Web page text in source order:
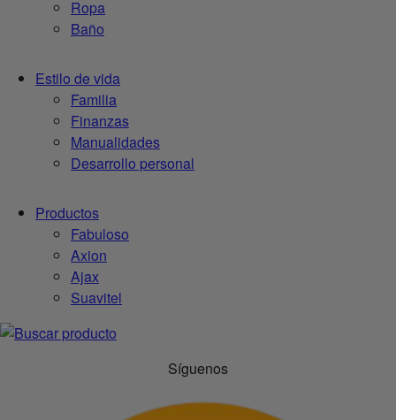
Ropa
Baño
Estilo de vida
Familia
Finanzas
Manualidades
Desarrollo personal
Productos
Fabuloso
Axion
Ajax
Suavitel
Síguenos